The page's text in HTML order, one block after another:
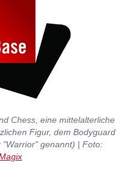
Chess, eine mittelalterliche
Figur, dem Bodyguard
genannt) | Foto: